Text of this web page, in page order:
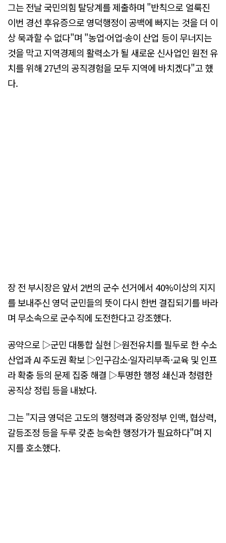
그는 전날 국민의힘 탈당계를 제출하며 "반칙으로 얼룩진
이번 경선 후유증으로 영덕행정이 공백에 빠지는 것을 더 이
상 묵과할 수 없다"며 "농업·어업·송이 산업 등이 무너지는
것을 막고 지역경제의 활력소가 될 새로운 신사업인 원전 유
치를 위해 27년의 공직경험을 모두 지역에 바치겠다"고 했
다.
장 전 부시장은 앞서 2번의 군수 선거에서 40%이상의 지지
를 보내주신 영덕 군민들의 뜻이 다시 한번 결집되기를 바라
며 무소속으로 군수직에 도전한다고 강조했다.
공약으로 ▷군민 대통합 실현 ▷원전유치를 필두로 한 수소
산업과 AI 주도권 확보 ▷인구감소·일자리부족·교육 및 인프
라 확충 등의 문제 집중 해결 ▷투명한 행정 쇄신과 청렴한
공직상 정립 등을 내놨다.
그는 "지금 영덕은 고도의 행정력과 중앙정부 인맥, 협상력,
갈등조정 등을 두루 갖춘 능숙한 행정가가 필요하다"며 지
지를 호소했다.